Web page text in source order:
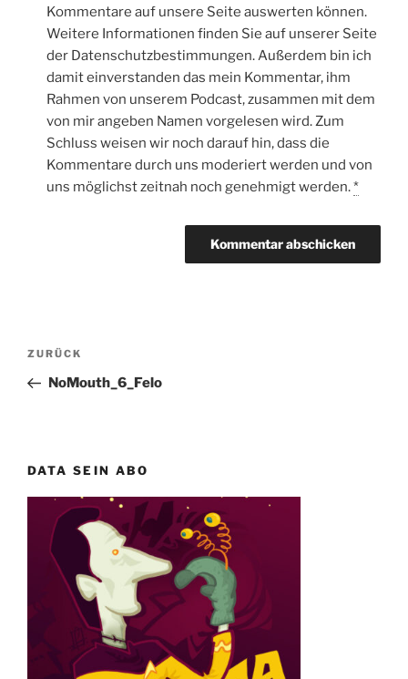
Kommentare auf unsere Seite auswerten können.
Weitere Informationen finden Sie auf unserer Seite
der Datenschutzbestimmungen. Außerdem bin ich
damit einverstanden das mein Kommentar, ihm
Rahmen von unserem Podcast, zusammen mit dem
von mir angeben Namen vorgelesen wird. Zum
Schluss weisen wir noch darauf hin, dass die
Kommentare durch uns moderiert werden und von
uns möglichst zeitnah noch genehmigt werden.*
Beitragsnavigation
Vorheriger
Beitrag
ZURÜCK
NoMouth_6_Felo
DATA SEIN ABO